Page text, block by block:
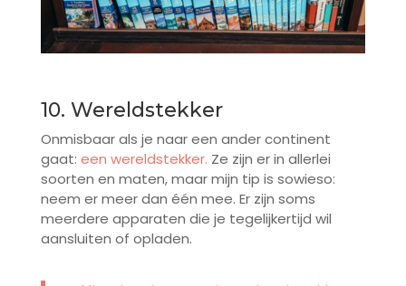
10. Wereldstekker
Onmisbaar als je naar een ander continent
gaat: een wereldstekker. Ze zijn er in allerlei
soorten en maten, maar mijn tip is sowieso:
neem er meer dan één mee. Er zijn soms
meerdere apparaten die je tegelijkertijd wil
aansluiten of opladen.